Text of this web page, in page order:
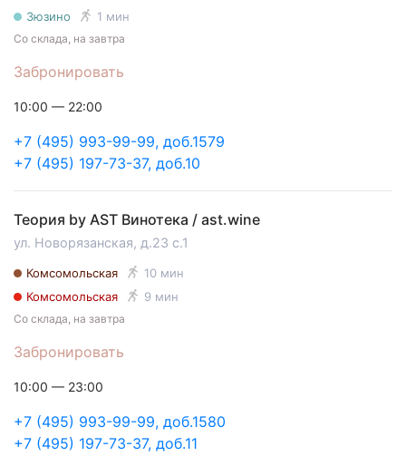
Зюзино 1 мин
Забронировать
Со склада, на завтра
+7 (495) 993-99-99, доб.1579
+7 (495) 197-73-37, доб.10
10:00 — 22:00
Теория by AST Винотека / ast.wine
ул. Новорязанская, д.23 с.1
Комсомольская
10 мин
Комсомольская
9 мин
Забронировать
Со склада, на завтра
+7 (495) 993-99-99, доб.1580
+7 (495) 197-73-37, доб.11
10:00 — 23:00